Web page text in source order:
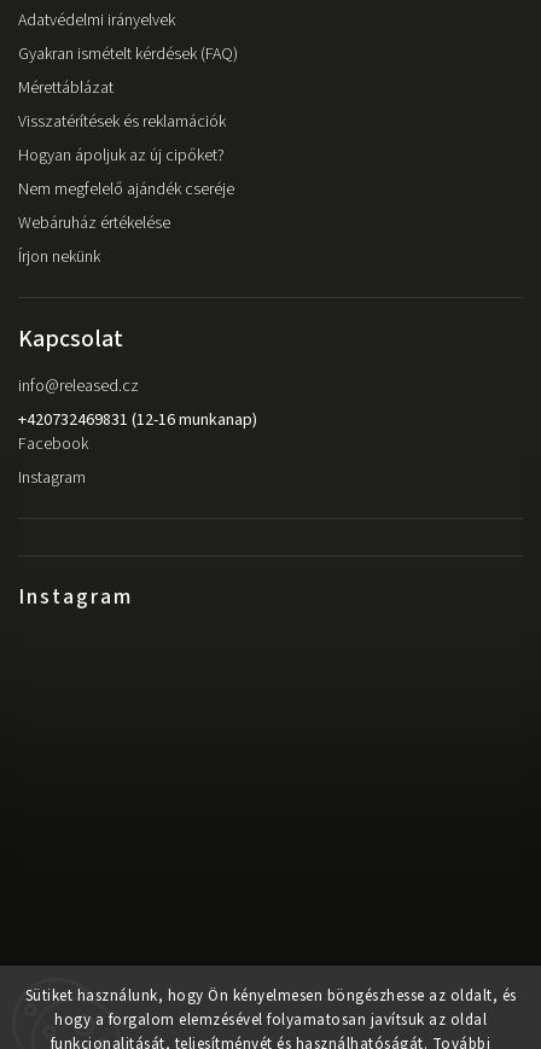
Sütiket használunk, hogy Ön kényelmesen böngészhesse az oldalt, és
hogy a forgalom elemzésével folyamatosan javítsuk az oldal
funkcionalitását, teljesítményét és használhatóságát. További
Instagram
Kövessen minket az Instagramon
Adatvédelmi irányelvek
Gyakran ismételt kérdések (FAQ)
Mérettáblázat
Visszatérítések és reklamációk
Hogyan ápoljuk az új cipőket?
Nem megfelelő ajándék cseréje
Webáruház értékelése
Írjon nekünk
Kapcsolat
info@released.cz
+420732469831 (12-16 munkanap)
Facebook
Instagram